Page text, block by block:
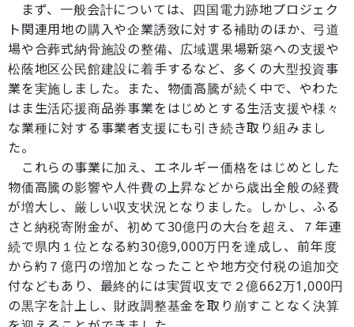
まず、一般会計については、四国電力跡地プロジェク
ト関連用地の購入や企業誘致に対する補助のほか、弓道
場や合葬式納骨施設の整備、広域選果場新築への支援や
松蔭地区公民館建設に着手するなど、多くの大型投資事
業を実施しました。また、物価高騰が続く中で、やわた
はま生活応援商品券事業をはじめとする生活支援や様々
な業種に対する事業者支援にも引き続き取り組みまし
た。
これらの事業に加え、エネルギー価格をはじめとした
物価高騰の影響や人件費の上昇などから歳出全般の経費
が増大し、厳しい収支状況となりました。しかし、ふる
さと納税寄附金が、初めて30億円の大台を超え、７年連
続で県内１位となる約30億9,000万円を達成し、前年度
から約７億円の増加となったことや地方交付税の追加交
付などもあり、最終的には実質収支で２億662万1,000円
の黒字を計上し、財政調整基金を取り崩すことなく決算